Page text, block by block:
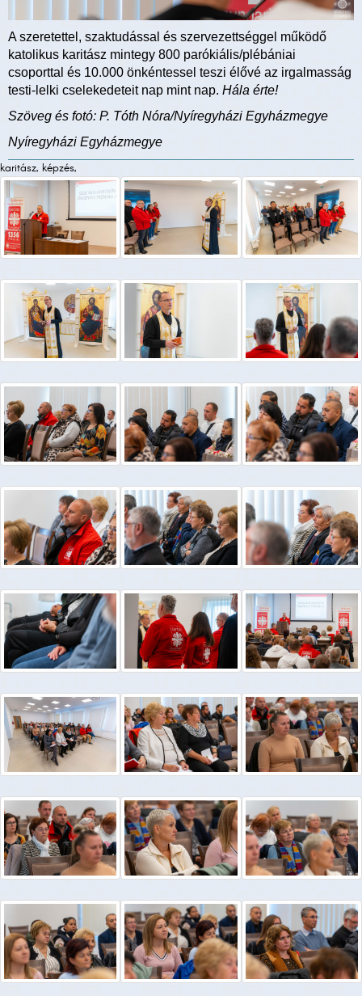
A szeretettel, szaktudással és szervezettséggel működő
katolikus karitász mintegy 800 parókiális/plébániai
csoporttal és 10.000 önkéntessel teszi élővé az irgalmasság
testi-lelki cselekedeteit nap mint nap. Hála érte!
Szöveg és fotó: P. Tóth Nóra/Nyíregyházi Egyházmegye
Nyíregyházi Egyházmegye
karitász, képzés,